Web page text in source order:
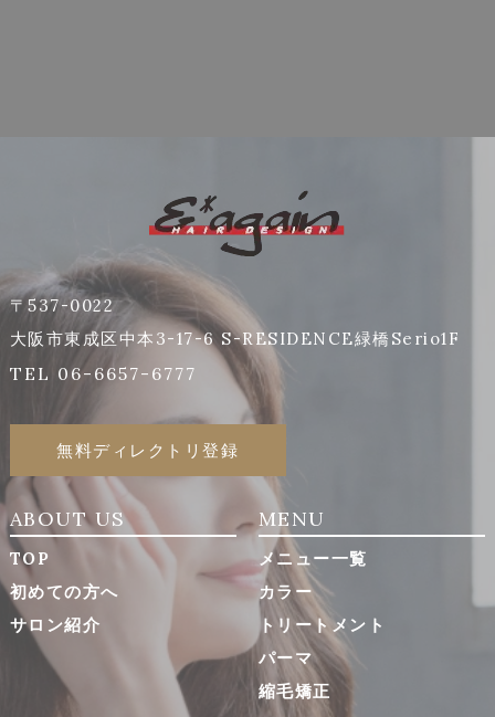
〒537-0022
大阪市東成区中本3-17-6 S-RESIDENCE緑橋Serio1F
TEL 06-6657-6777
無料ディレクトリ登録
ABOUT US
TOP
初めての方へ
サロン紹介
MENU
メニュー一覧
カラー
トリートメント
パーマ
縮毛矯正